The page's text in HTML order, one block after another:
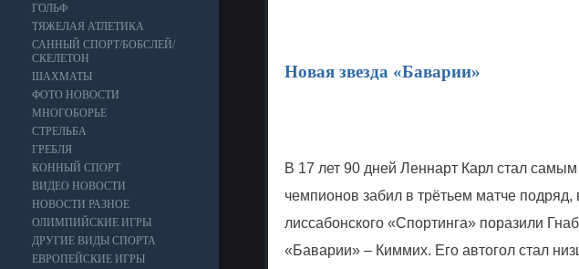
Новая звезда «Баварии»
В 17 лет 90 дней Леннарт Карл стал
чемпионов забил в трётьем матче
лиссабонского «Спортинга» поразили
«Баварии» – Киммих. Его автогол стал
ГОЛЬФ
ТЯЖЕЛАЯ АТЛЕТИКА
САННЫЙ СПОРТ/БОБСЛЕЙ/
СКЕЛЕТОН
ШАХМАТЫ
ФОТО НОВОСТИ
МНОГОБОРЬЕ
СТРЕЛЬБА
ГРЕБЛЯ
КОННЫЙ СПОРТ
ВИДЕО НОВОСТИ
НОВОСТИ РАЗНОЕ
ОЛИМПИЙСКИЕ ИГРЫ
ДРУГИЕ ВИДЫ СПОРТА
ЕВРОПЕЙСКИЕ ИГРЫ